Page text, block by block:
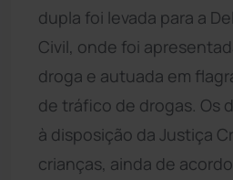
dupla foi levada para a
Civil, onde foi
droga e autuada em
de tráfico de drogas. Os
à disposição da Justiça
crianças, ainda de